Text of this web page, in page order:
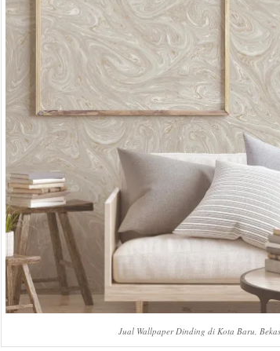
Jual Wallpaper Dinding di Kota Baru,